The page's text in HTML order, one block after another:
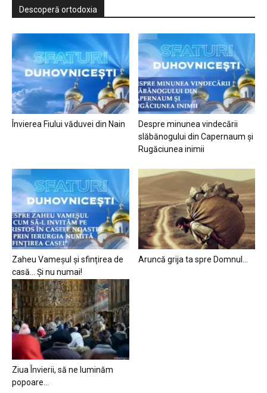
Descoperă ortodoxia
Învierea Fiului văduvei din Nain
Despre minunea vindecării
slăbănogului din Capernaum și
Rugăciunea inimii
Zaheu Vameșul și sfințirea de
casă… Și nu numai!
Aruncă grija ta spre Domnul…
Ziua Învierii, să ne luminăm
popoare…